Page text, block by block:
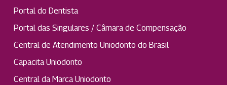
Portal do Dentista
Portal das Singulares / Câmara de Compensação
Central de Atendimento Uniodonto do Brasil
Capacita Uniodonto
Central da Marca Uniodonto